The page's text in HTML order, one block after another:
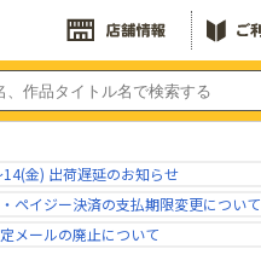
金) 出荷遅延のお知らせ
ペイジー決済の支払期限変更について
メールの廃止について